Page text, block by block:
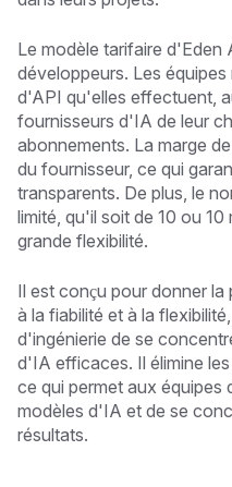
Le modèle tarifaire d'Eden
développeurs. Les
d'API qu'elles effectuent,
fournisseurs d'IA de leur
abonnements. La marge
du fournisseur, ce qui
transparents. De plus, le
limité, qu'il soit de 10 ou
grande flexibilité.
Il est conçu pour donner la
à la fiabilité et à la
d'ingénierie de se
d'IA efficaces. Il élimine
ce qui permet aux équipes
modèles d'IA et de se
résultats.